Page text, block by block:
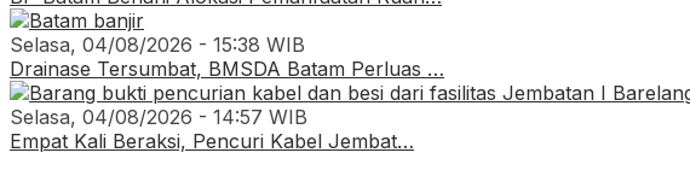
Selasa, 04/08/2026 - 15:38 WIB
Drainase Tersumbat, BMSDA Batam Perluas …
Selasa, 04/08/2026 - 14:57 WIB
Empat Kali Beraksi, Pencuri Kabel Jembat…